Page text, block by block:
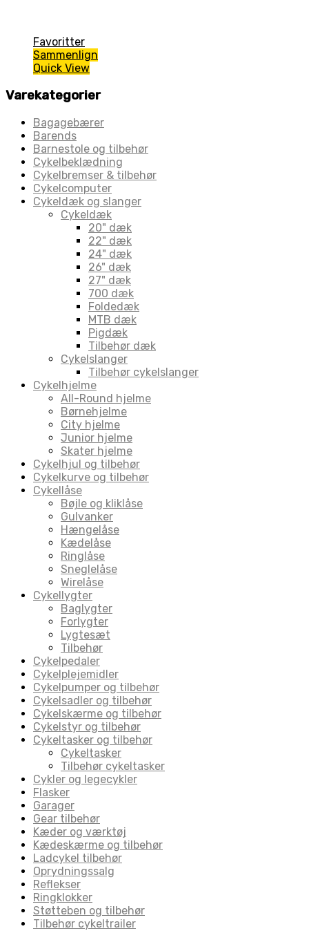
Favoritter
Sammenlign
Quick View
Varekategorier
Bagagebærer
Barends
Barnestole og tilbehør
Cykelbeklædning
Cykelbremser & tilbehør
Cykelcomputer
Cykeldæk og slanger
Cykeldæk
20" dæk
22" dæk
24" dæk
26" dæk
27" dæk
700 dæk
Foldedæk
MTB dæk
Pigdæk
Tilbehør dæk
Cykelslanger
Tilbehør cykelslanger
Cykelhjelme
All-Round hjelme
Børnehjelme
City hjelme
Junior hjelme
Skater hjelme
Cykelhjul og tilbehør
Cykelkurve og tilbehør
Cykellåse
Bøjle og kliklåse
Gulvanker
Hængelåse
Kædelåse
Ringlåse
Sneglelåse
Wirelåse
Cykellygter
Baglygter
Forlygter
Lygtesæt
Tilbehør
Cykelpedaler
Cykelplejemidler
Cykelpumper og tilbehør
Cykelsadler og tilbehør
Cykelskærme og tilbehør
Cykelstyr og tilbehør
Cykeltasker og tilbehør
Cykeltasker
Tilbehør cykeltasker
Cykler og legecykler
Flasker
Garager
Gear tilbehør
Kæder og værktøj
Kædeskærme og tilbehør
Ladcykel tilbehør
Oprydningssalg
Reflekser
Ringklokker
Støtteben og tilbehør
Tilbehør cykeltrailer